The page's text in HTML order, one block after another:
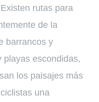
rutas para
de la
barrancos y
playas escondidas,
los paisajes más
una